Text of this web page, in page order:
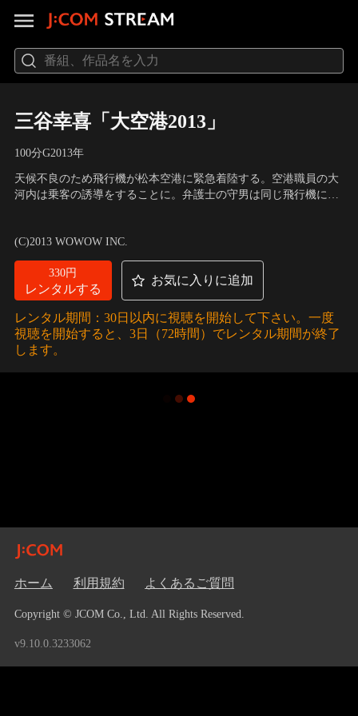
三谷幸喜「大空港2013」
100分G2013年
天候不良のため飛行機が松本空港に緊急着陸する。空港職員の大
河内は乗客の誘導をすることに。弁護士の守男は同じ飛行機に乗
木田に心ときめく。その頃、美代子の兄・蔵之介は守男への金の
無心を画策していた。
(C)2013 WOWOW INC.
330円
レンタルする
お気に入りに追加
レンタル期間：30日以内に視聴を開始して下さい。一度
視聴を開始すると、3日（72時間）でレンタル期間が終了
します。
ホーム 利用規約 よくあるご質問
Copyright © JCOM Co., Ltd. All Rights Reserved.
v9.10.0.3233062